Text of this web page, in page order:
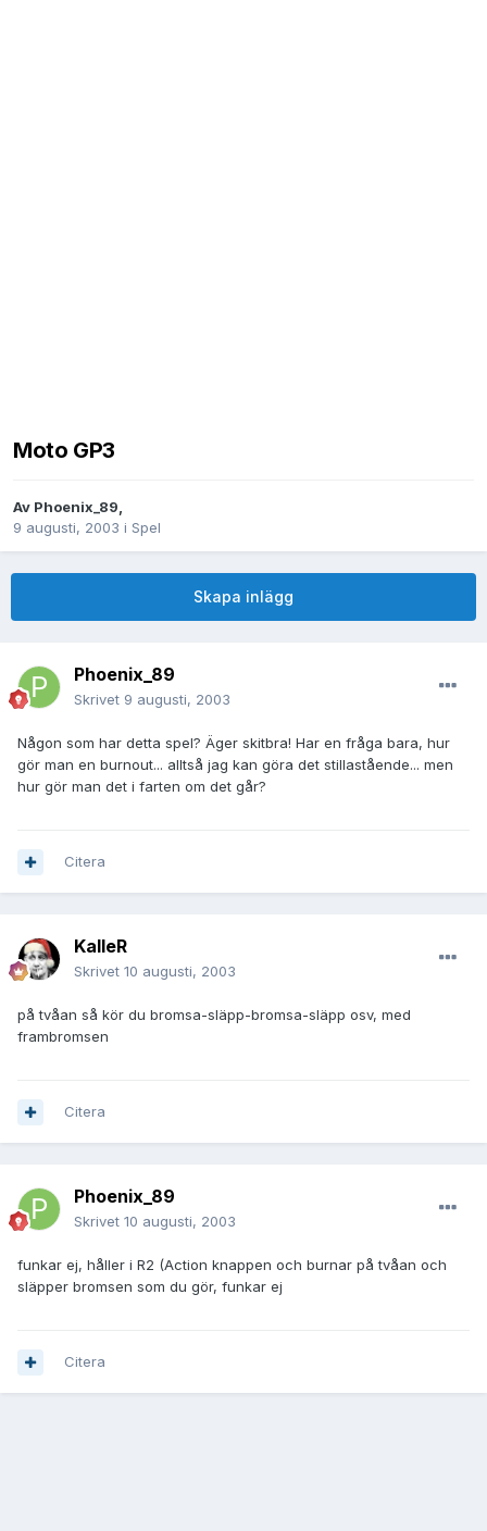
Moto GP3
Av Phoenix_89,
9 augusti, 2003 i Spel
Skapa inlägg
Phoenix_89
Skrivet 9 augusti, 2003
Någon som har detta spel? Äger skitbra! Har en fråga bara, hur
gör man en burnout... alltså jag kan göra det stillastående... men
hur gör man det i farten om det går?
Citera
KalleR
Skrivet 10 augusti, 2003
på tvåan så kör du bromsa-släpp-bromsa-släpp osv, med
frambromsen
Citera
Phoenix_89
Skrivet 10 augusti, 2003
funkar ej, håller i R2 (Action knappen och burnar på tvåan och
släpper bromsen som du gör, funkar ej
Citera